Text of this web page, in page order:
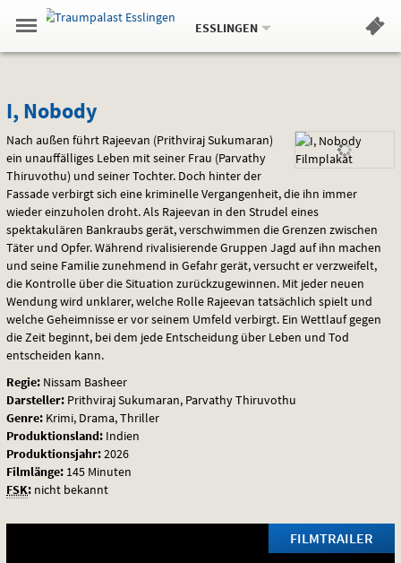
Springe
zum
,zum
.
Navigation
Gehe
zur
Standortauswahl
Standort:
ESSLINGEN.
Hinweis
I,
Nobody
I, Nobody
Nach außen führt Rajeevan (Prithviraj Sukumaran)
ein unauffälliges Leben mit seiner Frau (Parvathy
Thiruvothu) und seiner Tochter. Doch hinter der
Fassade verbirgt sich eine kriminelle Vergangenheit, die ihn immer
wieder einzuholen droht. Als Rajeevan in den Strudel eines
spektakulären Bankraubs gerät, verschwimmen die Grenzen zwischen
Täter und Opfer. Während rivalisierende Gruppen Jagd auf ihn machen
und seine Familie zunehmend in Gefahr gerät, versucht er verzweifelt,
die Kontrolle über die Situation zurückzugewinnen. Mit jeder neuen
Wendung wird unklarer, welche Rolle Rajeevan tatsächlich spielt und
welche Geheimnisse er vor seinem Umfeld verbirgt. Ein Wettlauf gegen
die Zeit beginnt, bei dem jede Entscheidung über Leben und Tod
entscheiden kann.
Regie: Nissam Basheer
Darsteller: Prithviraj Sukumaran, Parvathy Thiruvothu
Genre: Krimi, Drama, Thriller
Produktionsland: Indien
Produktionsjahr:2026
Filmlänge: 145 Minuten
FSK: nicht bekannt
FILMTRAILER